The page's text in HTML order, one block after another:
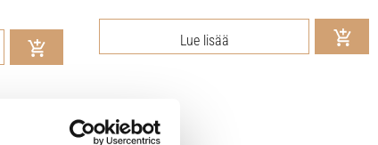
Lue lisää